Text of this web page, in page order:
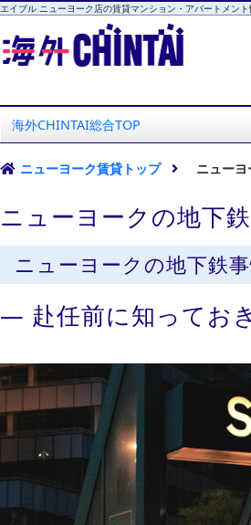
エイブル ニューヨーク店の賃貸マンション・アパートメン
海外CHINTAI総合TOP
ニューヨーク賃貸トップ ニュー
ニューヨークの地下
ニューヨークの地下鉄
― 赴任前に知ってお